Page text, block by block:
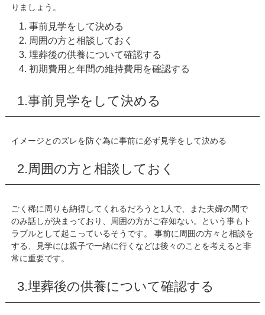
りましょう。
事前見学をして決める
周囲の方と相談しておく
埋葬後の供養について確認する
初期費用と年間の維持費用を確認する
1.事前見学をして決める
イメージとのズレを防ぐ為に事前に必ず見学をして決める
2.周囲の方と相談しておく
ごく稀に周りも納得してくれるだろうと1人で、また夫婦の間で
のみ話しが決まっており、周囲の方がご存知ない。という事もト
ラブルとして起こっているそうです。 事前に周囲の方々と相談を
する、見学には親子で一緒に行くなどは後々のことを考えると非
常に重要です。
3.埋葬後の供養について確認する